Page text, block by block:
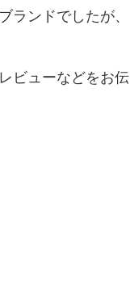
ランドでしたが、
ビューなどをお伝